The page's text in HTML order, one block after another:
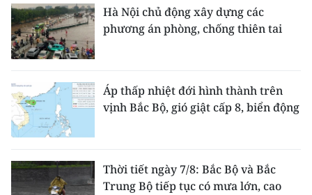
Hà Nội chủ động xây dựng các
phương án phòng, chống thiên tai
Áp thấp nhiệt đới hình thành trên
vịnh Bắc Bộ, gió giật cấp 8, biển động
Thời tiết ngày 7/8: Bắc Bộ và Bắc
Trung Bộ tiếp tục có mưa lớn, cao